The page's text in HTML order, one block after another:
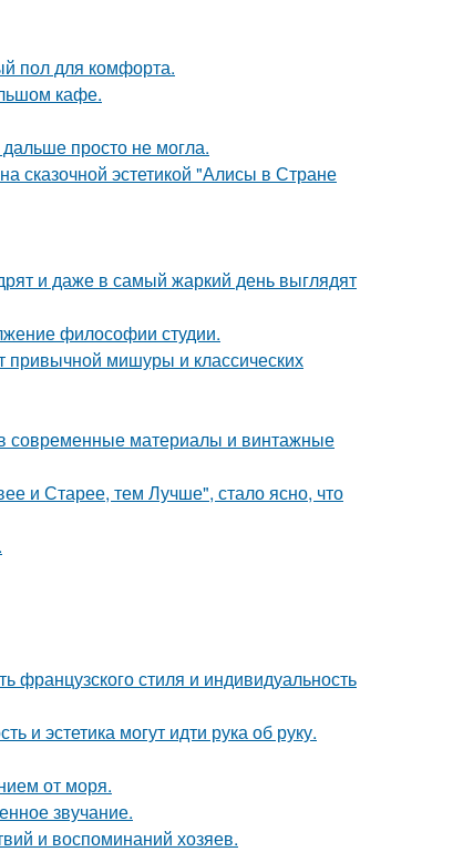
пол для комфорта.
кафе.
просто не могла.
сказочной эстетикой "Алисы в Стране
и даже в самый жаркий день выглядят
философии студии.
привычной мишуры и классических
современные материалы и винтажные
и Старее, тем Лучше", стало ясно, что
французского стиля и индивидуальность
и эстетика могут идти рука об руку.
от моря.
звучание.
и воспоминаний хозяев.